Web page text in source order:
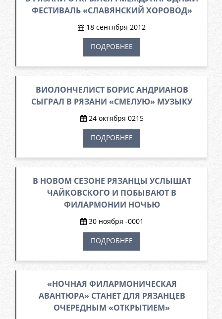
ФЕСТИВАЛЬ «СЛАВЯНСКИЙ ХОРОВОД»
18 сентября 2012
ПОДРОБНЕЕ
ВИОЛОНЧЕЛИСТ БОРИС АНДРИАНОВ
СЫГРАЛ В РЯЗАНИ «СМЕЛУЮ» МУЗЫКУ
24 октября 0215
ПОДРОБНЕЕ
В НОВОМ СЕЗОНЕ РЯЗАНЦЫ УСЛЫШАТ
ЧАЙКОВСКОГО И ПОБЫВАЮТ В
ФИЛАРМОНИИ НОЧЬЮ
30 ноября -0001
ПОДРОБНЕЕ
«НОЧНАЯ ФИЛАРМОНИЧЕСКАЯ
АВАНТЮРА» СТАНЕТ ДЛЯ РЯЗАНЦЕВ
ОЧЕРЕДНЫМ «ОТКРЫТИЕМ»